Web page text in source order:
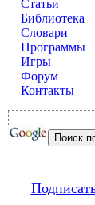
Статьи
Библиотека
Словари
Программы
Игры
Форум
Контакты